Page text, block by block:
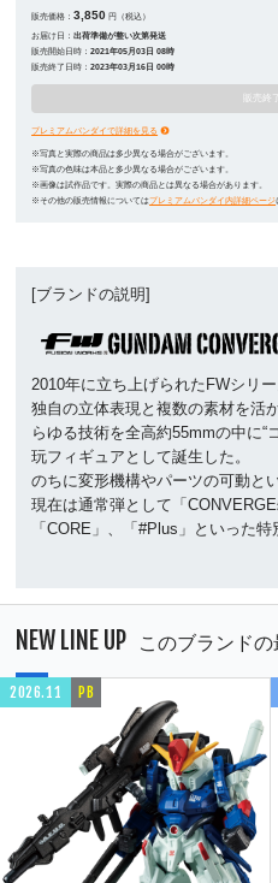
販売価格：3,850 円（税込）
お届け日：出荷準備が整い次第発送
販売開始日時：2021年05月03日 08時
販売終了日時：2023年03月16日 00時
販売終了
プレミアムバンダイで詳細を見る
※写真と実際の商品は多少異なる場合がございます。
※写真の色味は本品と多少異なる場合がございます。
※画像は試作品です。実際の商品とは異なる場合があります。
※その他の販売情報についてはプレミアムバンダイ内詳細ページ
[ブランドの説明]
2010年に立ち上げられたFWシリ
独自の立体表現と複数の素材を活
らゆる技術を全高約55mmの中に“
玩フィギュアとして誕生した。
のちに変形機構やパーツの可動と
現在は通常弾として「
「CORE」、「#Plus」といった特
NEW LINE UP このブランド
2026.11 PB